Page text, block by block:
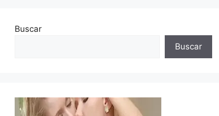
Buscar
Buscar